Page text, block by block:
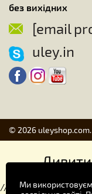
без вихідних
[email
uley.in
© 2026
Ми
//